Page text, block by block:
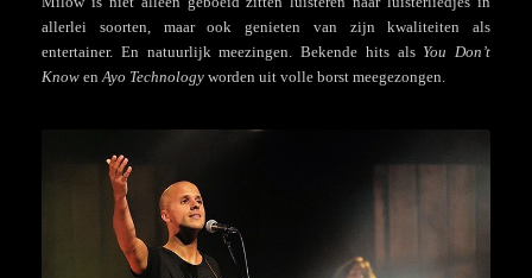
allerlei soorten, maar ook genieten van zijn kwaliteiten als
entertainer. En natuurlijk meezingen. Bekende hits als You Don’t
Know en Ayo Technology worden uit volle borst meegezongen.